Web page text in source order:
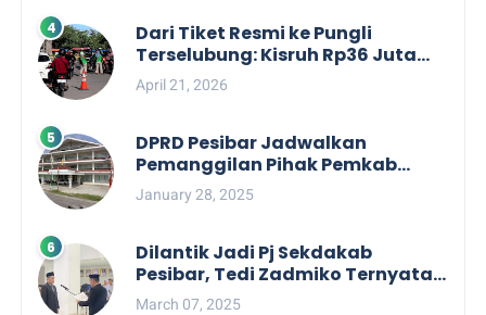
Dari Tiket Resmi ke Pungli
Terselubung: Kisruh Rp36 Juta
Pengelolaan Tiket Pantai
Labuhan Jukung
April 21, 2026
DPRD Pesibar Jadwalkan
Pemanggilan Pihak Pemkab
Terkait Nasib dan Status TKD di
Tahun 2025
January 28, 2025
Dilantik Jadi Pj Sekdakab
Pesibar, Tedi Zadmiko Ternyata
Punya Rekam Jejak Gemilang
March 07, 2025